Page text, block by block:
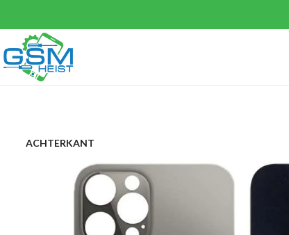
ACHTERKANT